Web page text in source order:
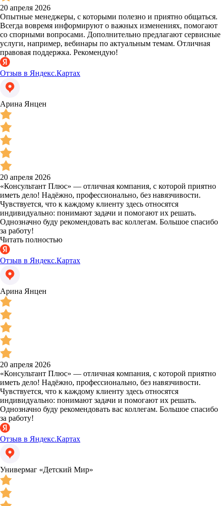
20 апреля 2026
Опытные менеджеры, с которыми полезно и приятно общаться.
Всегда вовремя информируют о важных изменениях, помогают
со спорными вопросами. Дополнительно предлагают сервисные
услуги, например, вебинары по актуальным темам. Отличная
правовая поддержка. Рекомендую!
Отзыв в Яндекс.Картах
Арина Янцен
20 апреля 2026
«Консультант Плюс» — отличная компания, с которой приятно
иметь дело! Надёжно, профессионально, без навязчивости.
Чувствуется, что к каждому клиенту здесь относятся
индивидуально: понимают задачи и помогают их решать.
Однозначно буду рекомендовать вас коллегам. Большое спасибо
за работу!
Читать полностью
Отзыв в Яндекс.Картах
Арина Янцен
20 апреля 2026
«Консультант Плюс» — отличная компания, с которой приятно
иметь дело! Надёжно, профессионально, без навязчивости.
Чувствуется, что к каждому клиенту здесь относятся
индивидуально: понимают задачи и помогают их решать.
Однозначно буду рекомендовать вас коллегам. Большое спасибо
за работу!
Отзыв в Яндекс.Картах
Универмаг «Детский Мир»